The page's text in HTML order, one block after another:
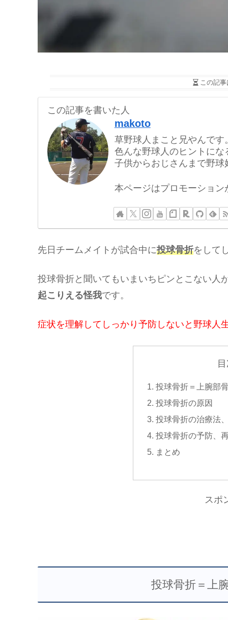
この記事
この記事を書いた人
makoto
草野球人まこと兄やんです
色んな野球人のヒントに
子供からおじさんまで野
本ページはプロモーション
先日チームメイトが試合中に投球骨折をして
投球骨折と聞いてもいまいちピンとこない人
起こりえる怪我です。
症状を理解してしっかり予防しないと野球人
投球骨折＝上腕部
投球骨折の原因
投球骨折の治療法
投球骨折の予防、
まとめ
スポ
投球骨折＝上